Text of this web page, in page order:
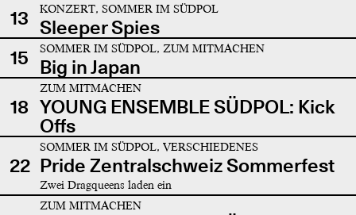
13
KONZERT, SOMMER IM SÜDPOL
Sleeper Spies
15
SOMMER IM SÜDPOL, ZUM MITMACHEN
Big in Japan
18
ZUM MITMACHEN
YOUNG ENSEMBLE SÜDPOL: Kick
Offs
22
SOMMER IM SÜDPOL, VERSCHIEDENES
Pride Zentralschweiz Sommerfest
Zwei Dragqueens laden ein
ZUM MITMACHEN